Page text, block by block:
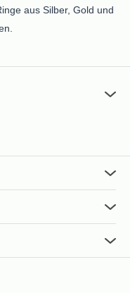
aus Silber, Gold und